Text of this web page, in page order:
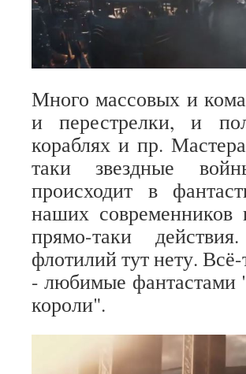
Много массовых и
и перестрелки, и
кораблях и пр.
таки звездные
происходит в
наших современников
прямо-таки
флотилий тут нету.
- любимые фантастами
короли".